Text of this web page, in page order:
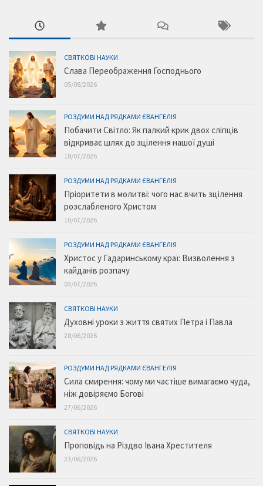
СВЯТКОВІ НАУКИ
Слава Переображення Господнього
05/08/2026
РОЗДУМИ НАД РЯДКАМИ ЄВАНГЕЛІЯ
Побачити Світло: Як палкий крик двох сліпців
відкриває шлях до зцілення нашої душі
18/07/2026
РОЗДУМИ НАД РЯДКАМИ ЄВАНГЕЛІЯ
Пріоритети в молитві: чого нас вчить зцілення
розслабленого Христом
10/07/2026
РОЗДУМИ НАД РЯДКАМИ ЄВАНГЕЛІЯ
Христос у Гадаринському краї: Визволення з
кайданів розпачу
03/07/2026
СВЯТКОВІ НАУКИ
Духовні уроки з життя святих Петра і Павла
28/06/2026
РОЗДУМИ НАД РЯДКАМИ ЄВАНГЕЛІЯ
Сила смирення: чому ми частіше вимагаємо чуда,
ніж довіряємо Богові
27/06/2026
СВЯТКОВІ НАУКИ
Проповідь на Різдво Івана Хрестителя
23/06/2026